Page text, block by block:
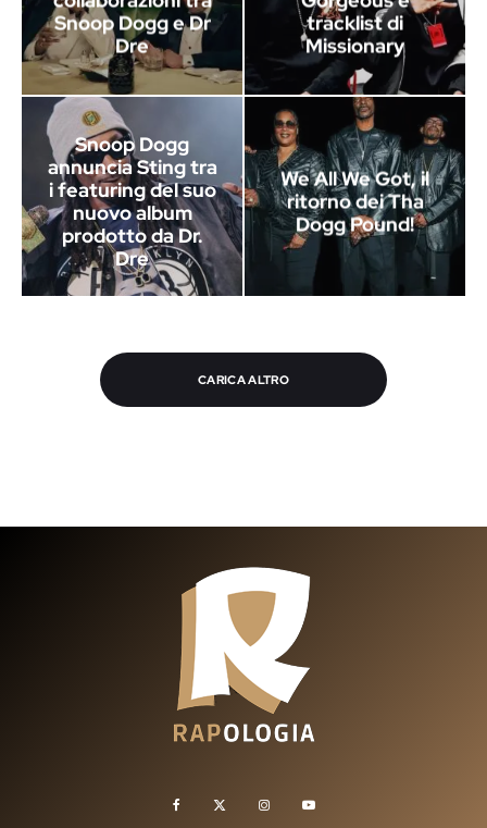
Snoop Dogg e Dr
Dre
tracklist di
Missionary
Snoop Dogg
annuncia Sting tra
i featuring del suo
nuovo album
prodotto da Dr.
Dre
We All We Got, il
ritorno dei Tha
Dogg Pound!
CARICA ALTRO